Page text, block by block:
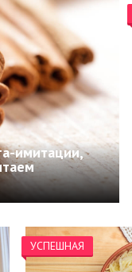
имитации,
УСПЕШНАЯ